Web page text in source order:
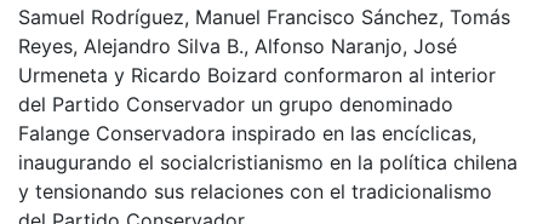
Samuel Rodríguez, Manuel Francisco Sánchez, Tomás
Reyes, Alejandro Silva B., Alfonso Naranjo, José
Urmeneta y Ricardo Boizard conformaron al interior
del Partido Conservador un grupo denominado
Falange Conservadora inspirado en las encíclicas,
inaugurando el socialcristianismo en la política chilena
y tensionando sus relaciones con el tradicionalismo